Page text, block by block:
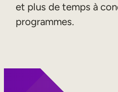
et plus de temps à
programmes.